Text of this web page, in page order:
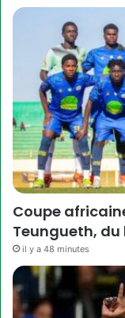
Coupe
Teungueth,
il y a 48 minutes